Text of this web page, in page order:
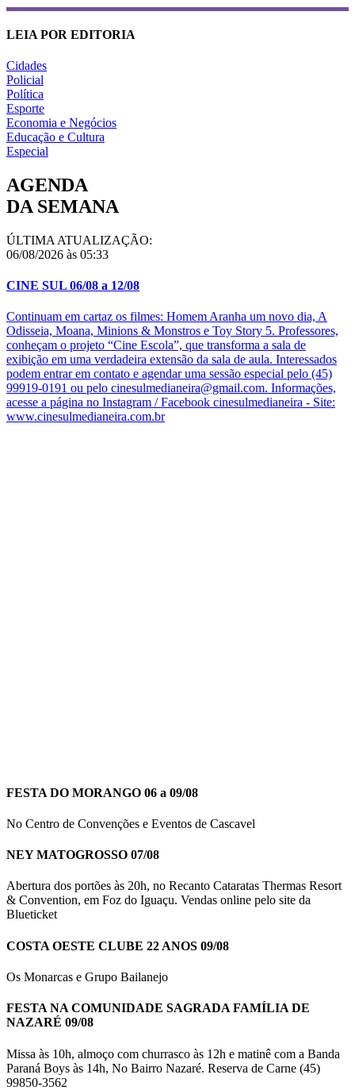
LEIA POR EDITORIA
Cidades
Policial
Política
Esporte
Economia e Negócios
Educação e Cultura
Especial
AGENDA
DA SEMANA
ÚLTIMA ATUALIZAÇÃO:
06/08/2026 às 05:33
CINE SUL 06/08 a 12/08
Continuam em cartaz os filmes: Homem Aranha um novo dia, A
Odisseia, Moana, Minions & Monstros e Toy Story 5. Professores,
conheçam o projeto “Cine Escola”, que transforma a sala de
exibição em uma verdadeira extensão da sala de aula. Interessados
podem entrar em contato e agendar uma sessão especial pelo (45)
99919-0191 ou pelo cinesulmedianeira@gmail.com. Informações,
acesse a página no Instagram / Facebook cinesulmedianeira - Site:
www.cinesulmedianeira.com.br
FESTA DO MORANGO 06 a 09/08
No Centro de Convenções e Eventos de Cascavel
NEY MATOGROSSO 07/08
Abertura dos portões às 20h, no Recanto Cataratas Thermas Resort
& Convention, em Foz do Iguaçu. Vendas online pelo site da
Blueticket
COSTA OESTE CLUBE 22 ANOS 09/08
Os Monarcas e Grupo Bailanejo
FESTA NA COMUNIDADE SAGRADA FAMÍLIA DE
NAZARÉ 09/08
Missa às 10h, almoço com churrasco às 12h e matinê com a Banda
Paraná Boys às 14h, No Bairro Nazaré. Reserva de Carne (45)
99850-3562